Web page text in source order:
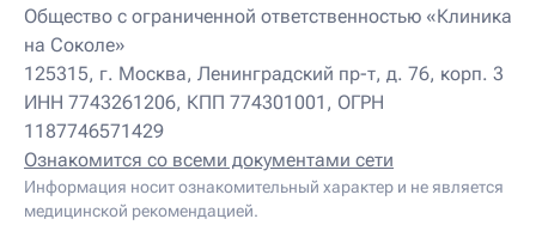
Детский отоневролог
Детский подиатр
Детский психолог
Детский психотерапевт
Детский реабилитолог
Детский ревматолог
Детский рефлексотерапевт
Детский сомнолог
Общество с ограниченной ответственностью «Клиника
на Соколе»
125315, г. Москва, Ленинградский пр-т, д. 76, корп. 3
ИНН 7743261206, КПП 774301001, ОГРН
1187746571429
Ознакомится со всеми документами сети
Информация носит ознакомительный характер и не является
медицинской рекомендацией.